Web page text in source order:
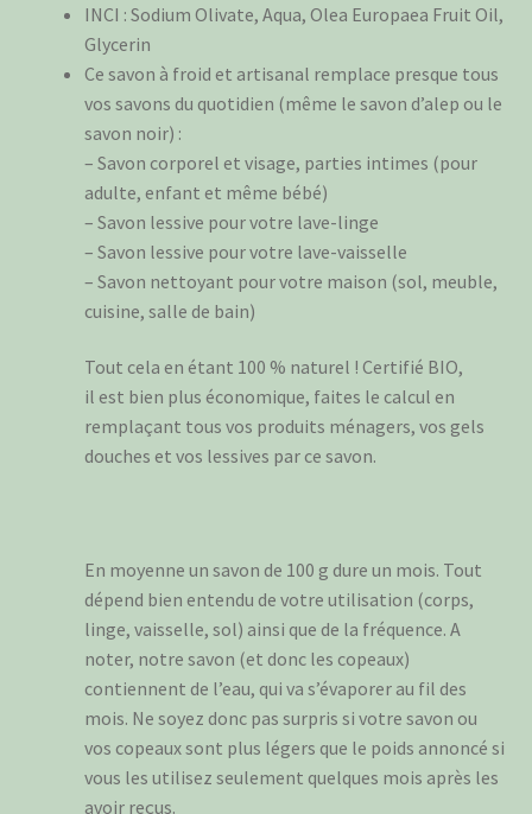
INCI : Sodium Olivate, Aqua, Olea Europaea Fruit Oil,
Glycerin
Ce savon à froid et artisanal remplace presque tous
vos savons du quotidien (même le savon d’alep ou le
savon noir) :
– Savon corporel et visage, parties intimes (pour
adulte, enfant et même bébé)
– Savon lessive pour votre lave-linge
– Savon lessive pour votre lave-vaisselle
– Savon nettoyant pour votre maison (sol, meuble,
cuisine, salle de bain)
Tout cela en étant 100 % naturel ! Certifié BIO,
il est bien plus économique, faites le calcul en
remplaçant tous vos produits ménagers, vos gels
douches et vos lessives par ce savon.
En moyenne un savon de 100 g dure un mois. Tout
dépend bien entendu de votre utilisation (corps,
linge, vaisselle, sol) ainsi que de la fréquence. A
noter, notre savon (et donc les copeaux)
contiennent de l’eau, qui va s’évaporer au fil des
mois. Ne soyez donc pas surpris si votre savon ou
vos copeaux sont plus légers que le poids annoncé si
vous les utilisez seulement quelques mois après les
avoir reçus.